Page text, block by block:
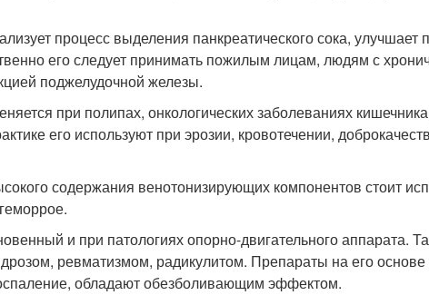
процесс выделения панкреатического сока, улучшает
его следует принимать пожилым лицам, людям с
поджелудочной железы.
при полипах, онкологических заболеваниях
его используют при эрозии, кровотечении,
содержания венотонизирующих компонентов стоит
и при патологиях опорно-двигательного аппарата.
ревматизмом, радикулитом. Препараты на его основе
обладают обезболивающим эффектом.